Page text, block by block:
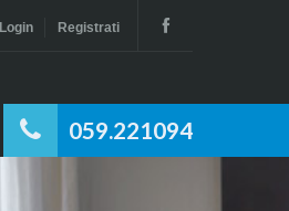
Login Registrati
059.221094